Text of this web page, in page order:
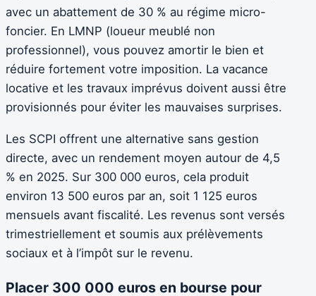
avec un abattement de 30 % au régime micro-
foncier. En LMNP (loueur meublé non
professionnel), vous pouvez amortir le bien et
réduire fortement votre imposition. La vacance
locative et les travaux imprévus doivent aussi être
provisionnés pour éviter les mauvaises surprises.
Les SCPI offrent une alternative sans gestion
directe, avec un rendement moyen autour de 4,5
% en 2025. Sur 300 000 euros, cela produit
environ 13 500 euros par an, soit 1 125 euros
mensuels avant fiscalité. Les revenus sont versés
trimestriellement et soumis aux prélèvements
sociaux et à l’impôt sur le revenu.
Placer 300 000 euros en bourse pour